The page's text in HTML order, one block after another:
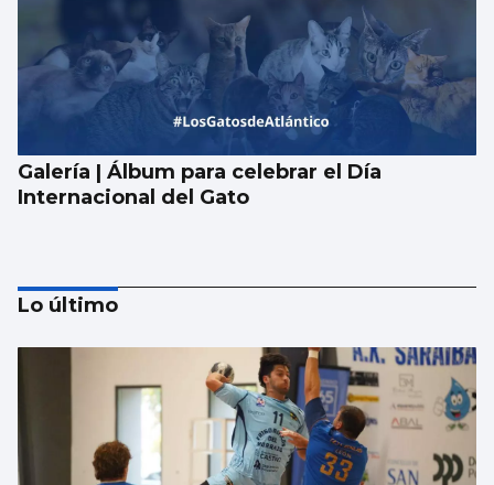
Galería | Álbum para celebrar el Día
Internacional del Gato
Lo último